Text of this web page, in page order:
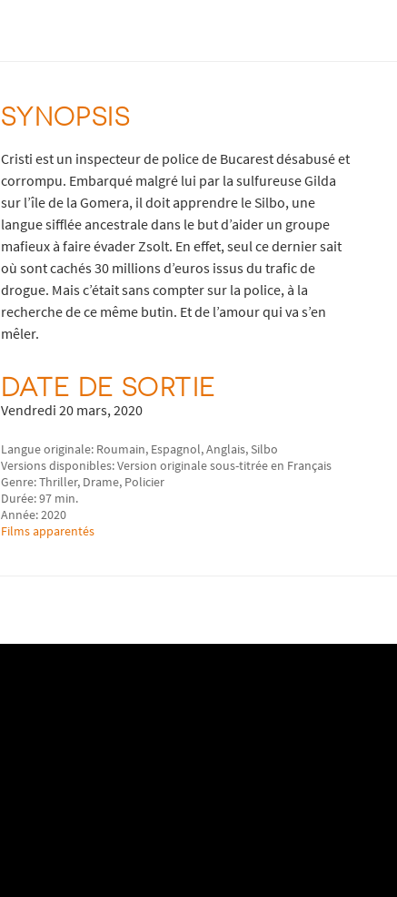
SYNOPSIS
Cristi est un inspecteur de police de Bucarest désabusé et
corrompu. Embarqué malgré lui par la sulfureuse Gilda
sur l’île de la Gomera, il doit apprendre le Silbo, une
langue sifflée ancestrale dans le but d’aider un groupe
mafieux à faire évader Zsolt. En effet, seul ce dernier sait
où sont cachés 30 millions d’euros issus du trafic de
drogue. Mais c’était sans compter sur la police, à la
recherche de ce même butin. Et de l’amour qui va s’en
mêler.
DATE DE SORTIE
Vendredi 20 mars, 2020
Langue originale: Roumain, Espagnol, Anglais, Silbo
Versions disponibles: Version originale sous-titrée en Français
Genre: Thriller, Drame, Policier
Durée: 97 min.
Année: 2020
Films apparentés